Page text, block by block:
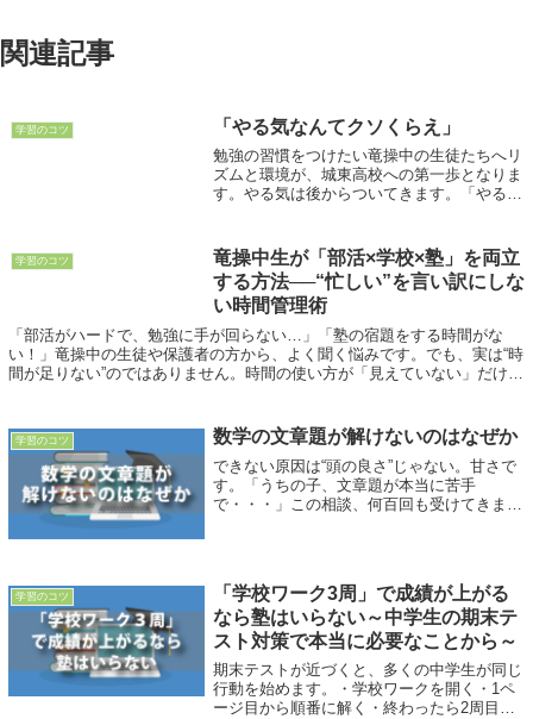
関連記事
学習のコツ 「やる気なんてクソくらえ」
勉強の習慣をつけたい竜操中の生徒たちへリ
ズムと環境が、城東高校への第一歩となりま
す。やる気は後からついてきます。「やる気
「やる気」なんてものを前提にしている時
点...
学習のコツ
竜操中生が「部活×学校×塾」を両立
する方法──“忙しい”を言い訳にしな
い時間管理術
「部活がハードで、勉強に手が回らない…」「塾の宿題をする時間がな
い！」竜操中の生徒や保護者の方から、よく聞く悩みです。でも、実は“時
間が足りない”のではありません。時間の使い方が「見えていない」だけな
学習のコツ 数学の文章題が解けないのはなぜか
できない原因は“頭の良さ”じゃない。甘さで
す。「うちの子、文章題が本当に苦手
で・・・」この相談、何百回も受けてきまし
が、...
学習のコツ
「学校ワーク3周」で成績が上がる
なら塾はいらない～中学生の期末テ
スト対策で本当に必要なことから～
期末テストが近づくと、多くの中学生が同じ
行動を始めます。・学校ワークを開く・1ペ
ージ目から順番に解く・終わったら2周目・